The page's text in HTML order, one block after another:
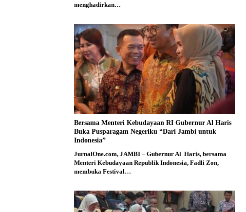
menghadirkan…
Bersama Menteri Kebudayaan RI Gubernur Al Haris
Buka Pusparagam Negeriku “Dari Jambi untuk
Indonesia”
JurnalOne.com, JAMBI – Gubernur Al Haris, bersama
Menteri Kebudayaan Republik Indonesia, Fadli Zon,
membuka Festival…